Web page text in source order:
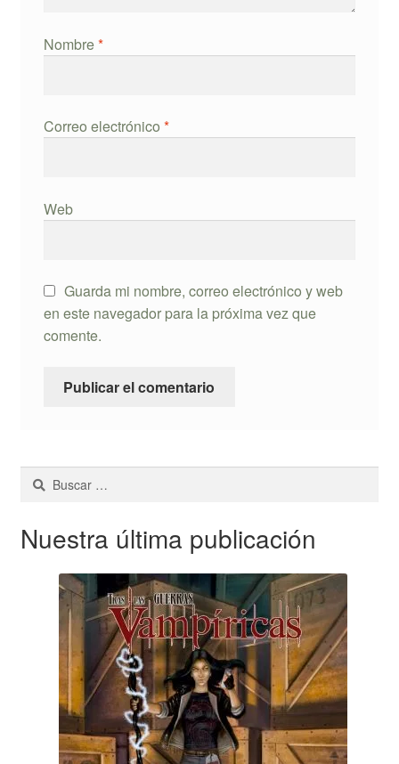
Nombre*
Correo electrónico *
Web
Guarda mi nombre, correo electrónico y web
en este navegador para la próxima vez que
comente.
Buscar:
Nuestra última publicación